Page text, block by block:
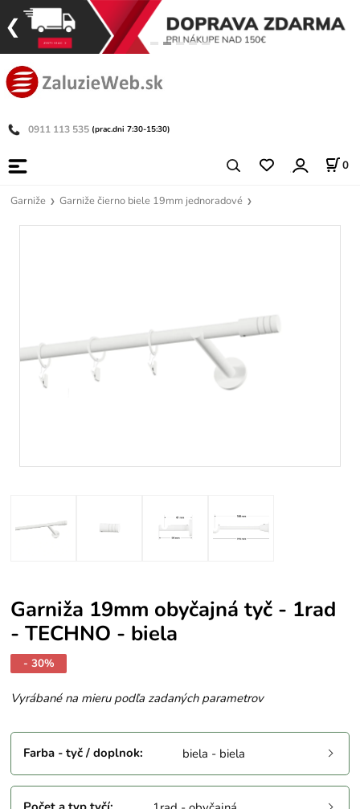
0911 113 535 (prac.dni 7:30-15:30)
0
Garniže Garniže čierno biele 19mm jednoradové
Garniža 19mm obyčajná tyč - 1rad
- TECHNO - biela
- 30%
Vyrábané na mieru podľa zadaných parametrov
Farba - tyč / doplnok: biela - biela